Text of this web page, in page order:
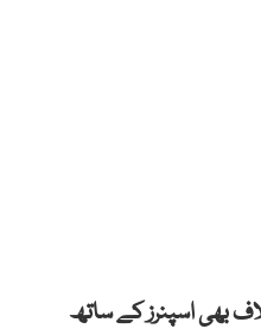
بھی اسپنرز کے ساتھ